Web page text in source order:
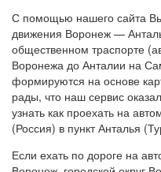
С помощью нашего сайта
движения Воронеж —
общественном траспорте
Воронежа до Анталии на
формируются на основе
рады, что наш сервис
узнать как проехать на
(Россия) в пункт Анталья
Если ехать по дороге на